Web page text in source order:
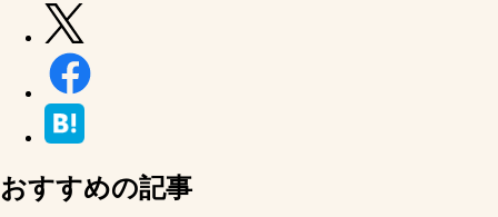
おすすめの記事